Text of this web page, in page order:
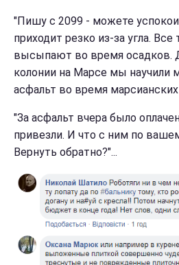
"Пишу с 2099 - можете
приходит резко из-за угла.
высыпают во время осадков.
колонии на Марсе мы научили
асфальт во время марсианских
"За асфальт вчера было
привезли. И что с ним по
Вернуть обратно?"...